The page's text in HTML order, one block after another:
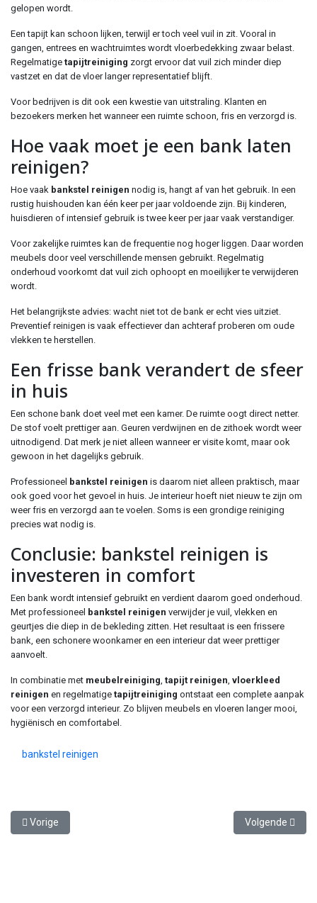
gelopen wordt.
Een tapijt kan schoon lijken, terwijl er toch veel vuil in zit. Vooral in
gangen, entrees en wachtruimtes wordt vloerbedekking zwaar belast.
Regelmatige tapijtreiniging zorgt ervoor dat vuil zich minder diep
vastzet en dat de vloer langer representatief blijft.
Voor bedrijven is dit ook een kwestie van uitstraling. Klanten en
bezoekers merken het wanneer een ruimte schoon, fris en verzorgd is.
Hoe vaak moet je een bank laten
reinigen?
Hoe vaak bankstel reinigen nodig is, hangt af van het gebruik. In een
rustig huishouden kan één keer per jaar voldoende zijn. Bij kinderen,
huisdieren of intensief gebruik is twee keer per jaar vaak verstandiger.
Voor zakelijke ruimtes kan de frequentie nog hoger liggen. Daar worden
meubels door veel verschillende mensen gebruikt. Regelmatig
onderhoud voorkomt dat vuil zich ophoopt en moeilijker te verwijderen
wordt.
Het belangrijkste advies: wacht niet tot de bank er echt vies uitziet.
Preventief reinigen is vaak effectiever dan achteraf proberen om oude
vlekken te herstellen.
Een frisse bank verandert de sfeer
in huis
Een schone bank doet veel met een kamer. De ruimte oogt direct netter.
De stof voelt prettiger aan. Geuren verdwijnen en de zithoek wordt weer
uitnodigend. Dat merk je niet alleen wanneer er visite komt, maar ook
gewoon in het dagelijks gebruik.
Professioneel bankstel reinigen is daarom niet alleen praktisch, maar
ook goed voor het gevoel in huis. Je interieur hoeft niet nieuw te zijn om
weer fris en verzorgd aan te voelen. Soms is een grondige reiniging
precies wat nodig is.
Conclusie: bankstel reinigen is
investeren in comfort
Een bank wordt intensief gebruikt en verdient daarom goed onderhoud.
Met professioneel bankstel reinigen verwijder je vuil, vlekken en
geurtjes die diep in de bekleding zitten. Het resultaat is een frissere
bank, een schonere woonkamer en een interieur dat weer prettiger
aanvoelt.
In combinatie met meubelreiniging, tapijt reinigen, vloerkleed
reinigen en regelmatige tapijtreiniging ontstaat een complete aanpak
voor een verzorgd interieur. Zo blijven meubels en vloeren langer mooi,
hygiënisch en comfortabel.
bankstel reinigen
Vorig artikel: Best Graffiti Workshops in Nederland: creatieve
Vorige Volgende
Volgende